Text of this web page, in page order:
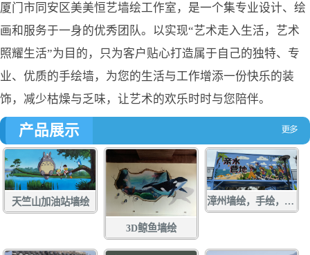
厦门市同安区美美恒艺墙绘工作室，是一个集专业设计、绘
画和服务于一身的优秀团队。以实现“艺术走入生活，艺术
照耀生活”为目的，只为客户贴心打造属于自己的独特、专
业、优质的手绘墙，为您的生活与工作增添一份快乐的装
饰，减少枯燥与乏味，让艺术的欢乐时时与您陪伴。
产品展示
天竺山加油站墙绘
3D鲸鱼墙绘
漳州墙绘，手绘，土白社龙舟文化中心墙绘，龙江游手绘，亲水营地彩绘，龙江岁月壁画